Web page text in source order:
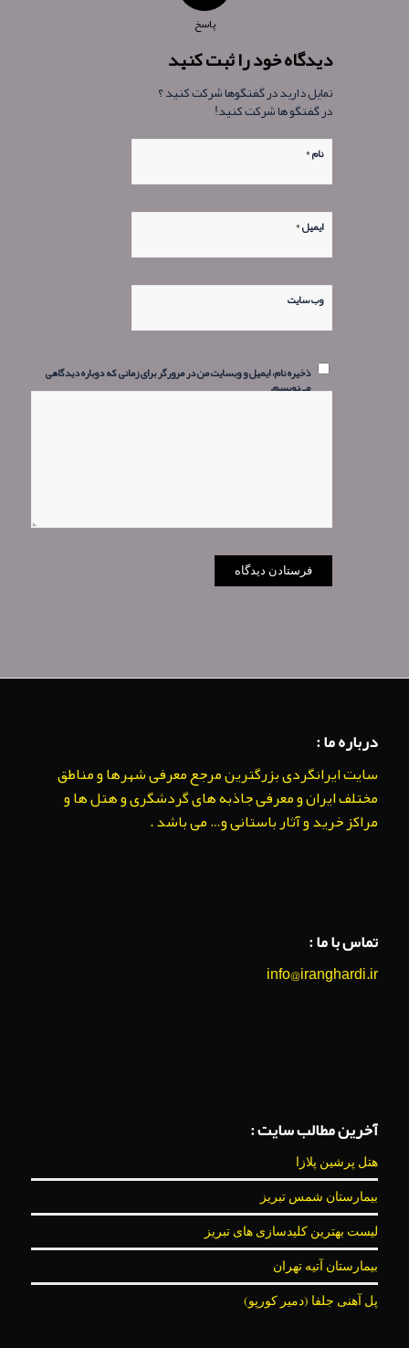
پاسخ
دیدگاه خود را ثبت کنید
تمایل دارید در گفتگوها شرکت کنید ؟
در گفتگو ها شرکت کنید!
نام*
ایمیل*
وب‌ سایت
ذخیره نام، ایمیل و وبسایت من در مرورگر برای زمانی که دوباره دیدگاهی
می‌نویسم.
درباره ما :
سایت ایرانگردی بزرگترین مرجع معرفی شهرها و مناطق
مختلف ایران و معرفی جاذبه های گردشگری و هتل ها و
مراکز خرید و آثار باستانی و… می باشد .
تماس با ما :
info@iranghardi.ir
آخرین مطالب سایت :
هتل پرشین پلازا
بیمارستان شمس تبریز
لیست بهترین کلیدسازی های تبریز
بیمارستان آتیه تهران
پل آهنی جلفا (دمیر کورپو)